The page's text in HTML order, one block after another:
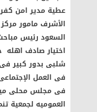
عطية مدير امن
الأشرف مامور
السعود رئيس
اختيار صادف
شلبى بدور كبير
فى العمل
فى مجلس محلى
العموميه لجمعية